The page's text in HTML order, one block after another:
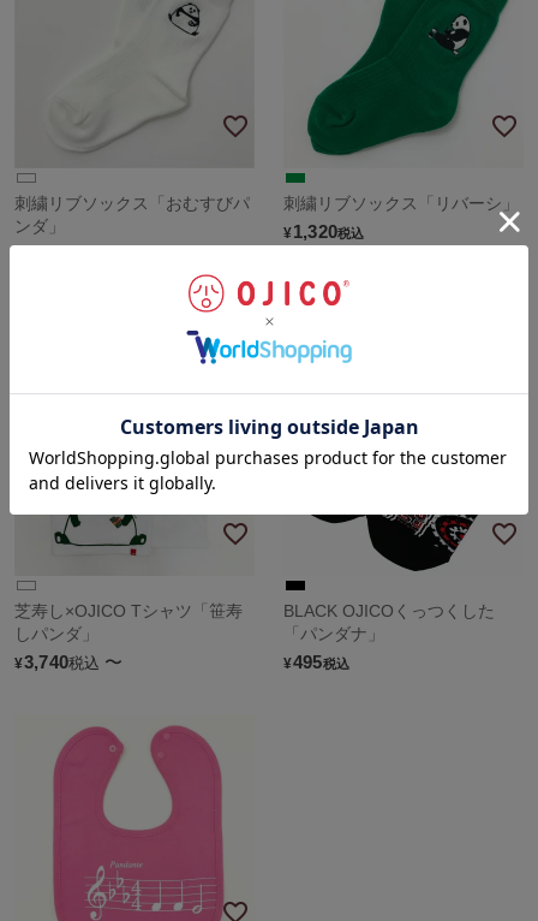
刺繍リブソックス「おむすびパ
ンダ」
刺繍リブソックス「リバーシ」
¥1,320税込
芝寿し×OJICO Tシャツ「笹寿
しパンダ」
¥3,740税込 〜
BLACK OJICOくっつくした
「パンダナ」
¥495税込